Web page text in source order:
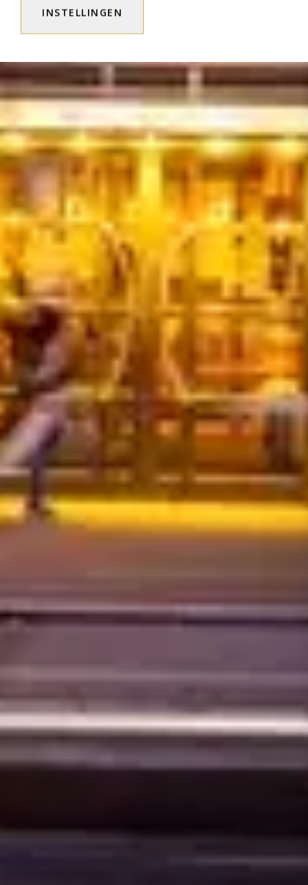
INSTELLINGEN